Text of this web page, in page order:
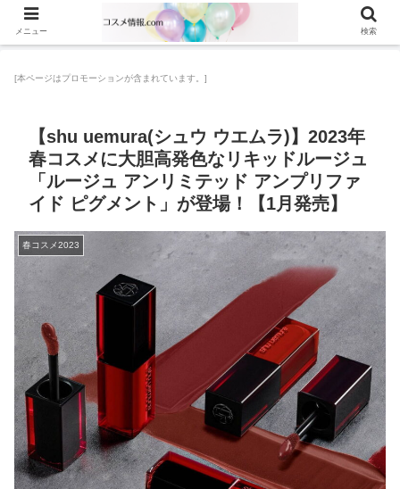
[本ページはプロモーションが含まれています。]
【shu uemura(シュウ ウエムラ)】2023年
春コスメに大胆高発色なリキッドルージュ
「ルージュ アンリミテッド アンプリファ
イド ピグメント」が登場！【1月発売】
春コスメ2023
メニュー 検索